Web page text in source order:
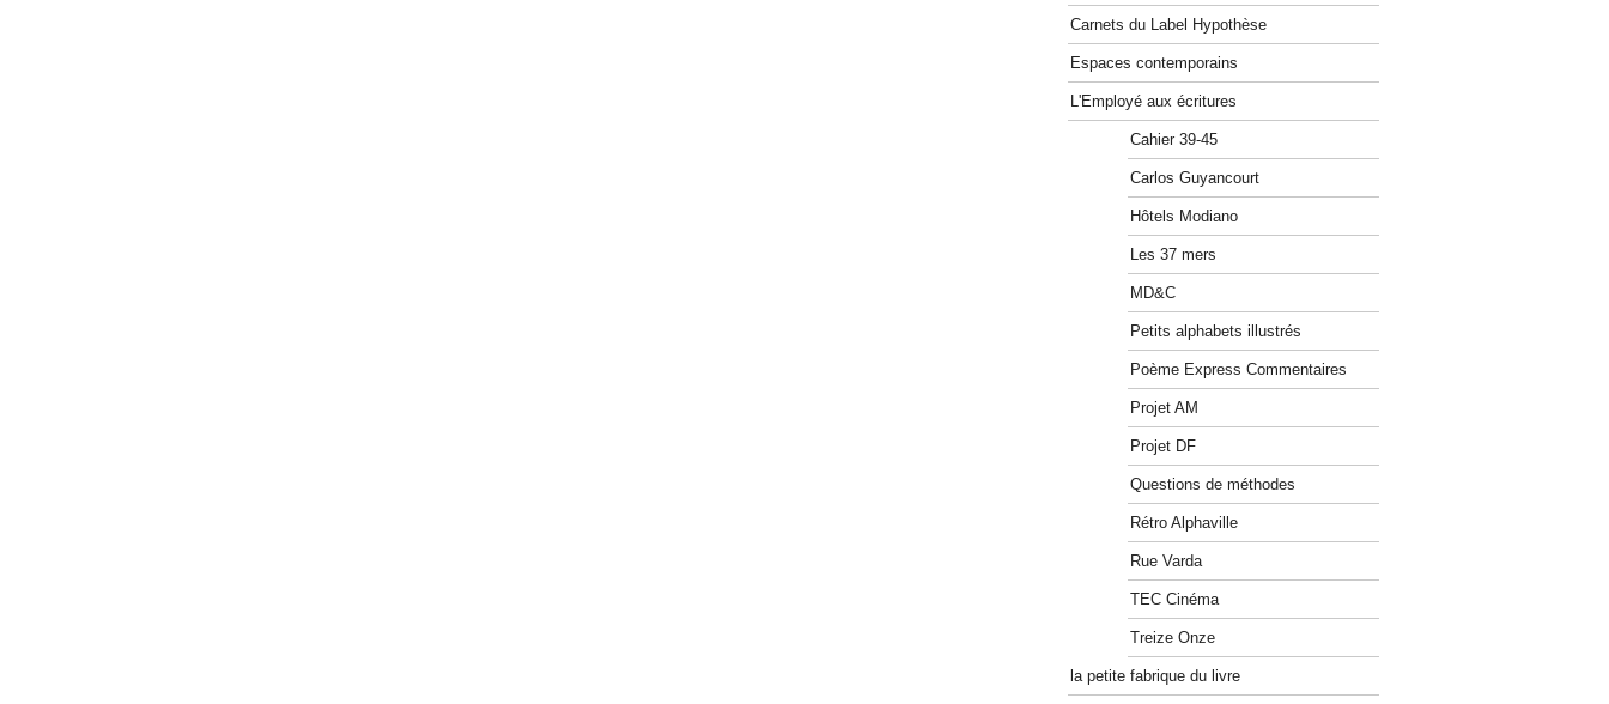
Carnets du Label Hypothèse
Espaces contemporains
L'Employé aux écritures
Cahier 39-45
Carlos Guyancourt
Hôtels Modiano
Les 37 mers
MD&C
Petits alphabets illustrés
Poème Express Commentaires
Projet AM
Projet DF
Questions de méthodes
Rétro Alphaville
Rue Varda
TEC Cinéma
Treize Onze
la petite fabrique du livre